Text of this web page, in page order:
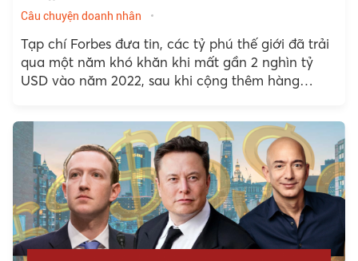
Câu chuyện doanh nhân
Tạp chí Forbes đưa tin, các tỷ phú thế giới đã trải
qua một năm khó khăn khi mất gần 2 nghìn tỷ
USD vào năm 2022, sau khi cộng thêm hàng